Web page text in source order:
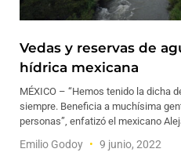
Vedas y reservas de
hídrica mexicana
MÉXICO – “Hemos tenido la dicha
siempre. Beneficia a muchísima
personas”, enfatizó el mexicano
Emilio Godoy 9 junio, 2022